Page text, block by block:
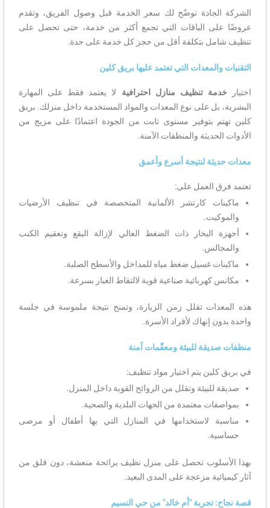
الشركة الجادة توضّح لك سعر الخدمة قبل وصول الفريق، وتقدم
عروضًا على الباقات التي تجمع أكثر من خدمة، حتى تحصل على
تنظيف شامل بتكلفة أقل من حجز كل خدمة على حدة.
التقنيات والمعدات التي تعتمد عليها بريق كلين
اختيار خدمة تنظيف منازل احترافية لا يعتمد فقط على المهارة
البشرية، بل على نوع المعدات والمواد المستخدمة داخل منزلك. بريق
كلين تهتم بتوفير مستوى ثابت من الجودة اعتمادًا على مزيج من
الأدوات الحديثة والمنظفات الآمنة.
معدات حديثة لنتيجة أسرع وأعمق
تعتمد فرق العمل على:
ماكينات كارتشر الألمانية المتخصصة في تنظيف الأرضيات
والموكيت.
أجهزة البخار ذات الضغط العالي لإزالة البقع وتعقيم الكنب
والمجالس.
ماكينات غسيل ضغط مياه للمداخل والأسطح الصلبة.
مكانس كهربائية صناعية قوية لالتقاط الغبار بسرعة.
هذه المعدات تقلل زمن الزيارة، وتمنح نتيجة ملموسة في جلسة
واحدة بدون إنهاك لأفراد الأسرة.
منظفات صديقة للبيئة ومعقّمات آمنة
في بريق كلين يتم اختيار مواد تنظيف:
صديقة للبيئة وتقلل من الروائح القوية داخل المنزل.
بمواصفات معتمدة من الجهات البلدية والصحية.
مناسبة لاستخدامها في المنازل التي بها أطفال أو مرضى
حساسية.
بهذا الأسلوب تحصل على منزل نظيف برائحة منعشة، دون قلق من
آثار كيميائية مزعجة على المدى البعيد.
قصة نجاح: تجربة "أم خالد" من حي النسيم